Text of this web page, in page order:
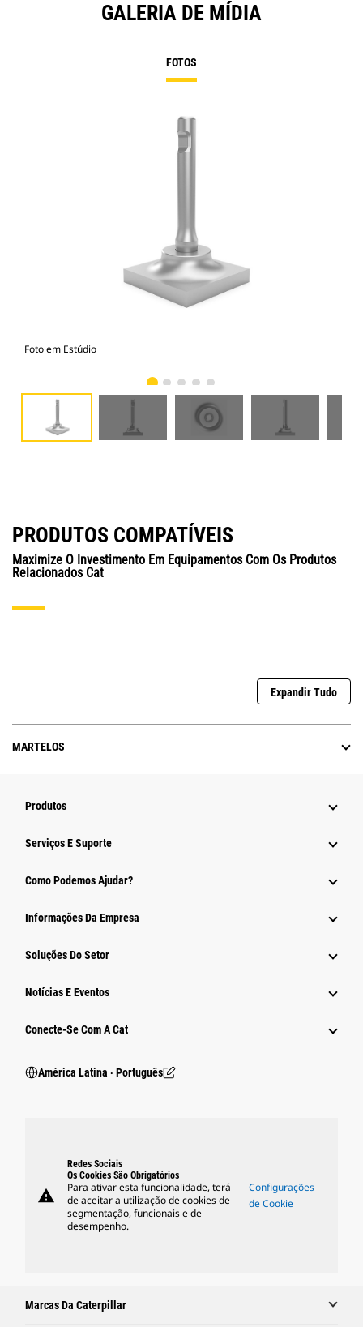
GALERIA DE MÍDIA
FOTOS
Foto em Estúdio
PRODUTOS COMPATÍVEIS
Maximize O Investimento Em Equipamentos Com Os Produtos
Relacionados Cat
Expandir Tudo
MARTELOS
Produtos
Serviços E Suporte
Como Podemos Ajudar?
Informações Da Empresa
Soluções Do Setor
Notícias E Eventos
Conecte-Se Com A Cat
América Latina ‧ Português
warning
Redes Sociais
Os Cookies São Obrigatórios
Para ativar esta funcionalidade, terá
de aceitar a utilização de cookies de
segmentação, funcionais e de
desempenho.
Configurações
de Cookie
Marcas Da Caterpillar